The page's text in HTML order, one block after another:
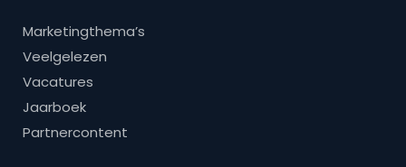
Marketingthema’s
Veelgelezen
Vacatures
Jaarboek
Partnercontent